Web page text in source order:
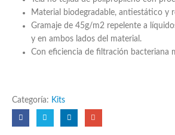
Material biodegradable, antiestático y
Gramaje de 45g/m2 repelente a
y en ambos lados del material.
Con eficiencia de filtración bacteriana
Categoría: Kits